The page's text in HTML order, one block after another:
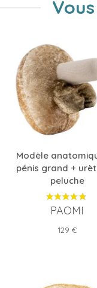
Modèle
pénis grand +
peluche
PAOMI
Prix
129 €